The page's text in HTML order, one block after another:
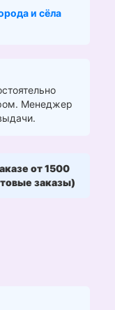
и сёла
Менеджер
от 1500
заказы)